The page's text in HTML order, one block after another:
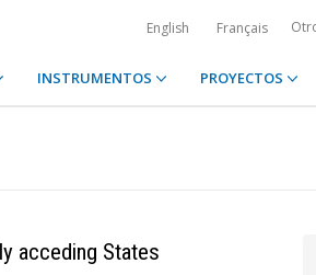
English Français
INSTRUMENTOS PROYECTOS
acceding States